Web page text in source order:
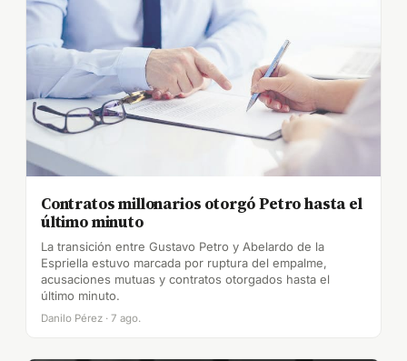
Contratos millonarios otorgó Petro hasta el
último minuto
La transición entre Gustavo Petro y Abelardo de la
Espriella estuvo marcada por ruptura del empalme,
acusaciones mutuas y contratos otorgados hasta el
último minuto.
Danilo Pérez · 7 ago.